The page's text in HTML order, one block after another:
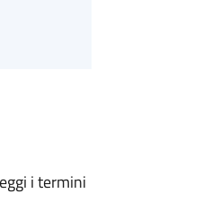
i termini